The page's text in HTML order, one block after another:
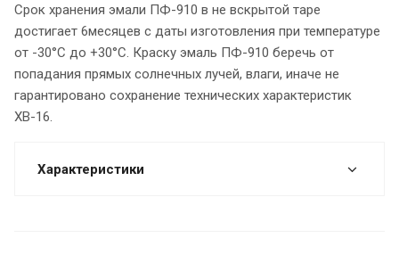
Срок хранения эмали ПФ-910 в не вскрытой таре
достигает 6месяцев с даты изготовления при температуре
от -30°C до +30°C. Краску эмаль ПФ-910 беречь от
попадания прямых солнечных лучей, влаги, иначе не
гарантировано сохранение технических характеристик
ХВ-16.
Характеристики